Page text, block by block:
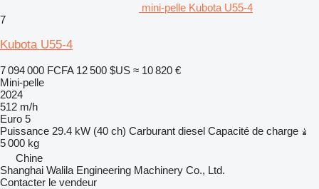
mini-pelle Kubota U55-4
7
Kubota U55-4
7 094 000 FCFA 12 500 $US ≈ 10 820 €
Mini-pelle
2024
512 m/h
Euro 5
Puissance 29.4 kW (40 ch) Carburant diesel Capacité de charge
5 000 kg
Chine
Shanghai Walila Engineering Machinery Co., Ltd.
Contacter le vendeur